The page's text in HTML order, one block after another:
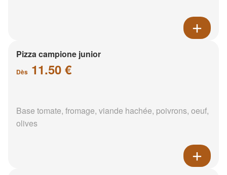
Pizza campione junior
Dès 11.50 €
Base tomate, fromage, viande hachée, poivrons, oeuf,
olives